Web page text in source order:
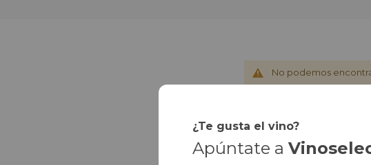
No podemos
¿Te gusta el vino?
Apúntate a